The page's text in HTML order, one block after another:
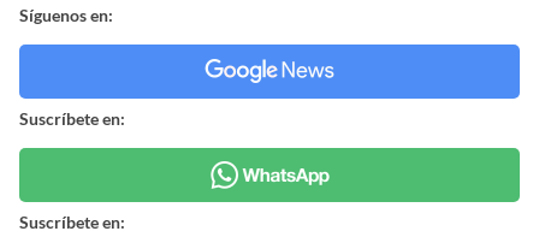
Síguenos en:
Suscríbete en:
Suscríbete en: